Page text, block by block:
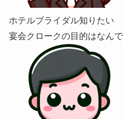
ホテルブライダル知りたい
宴会クロークの目的はなん